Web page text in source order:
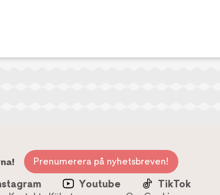
Prenumerera på nyhetsbreven!
Youtube TikTok